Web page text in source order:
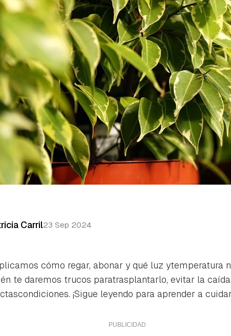
Carril23 Sep 2024
cómo regar, abonar y qué luz ytemperatura
te daremos trucos paratrasplantarlo, evitar la
¡Sigue leyendo para aprender a